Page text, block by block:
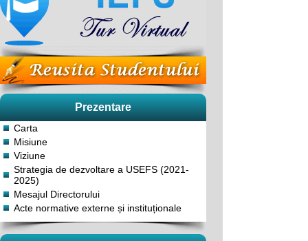
Prezentare
Carta
Misiune
Viziune
Strategia de dezvoltare a USEFS (2021-
2025)
Mesajul Directorului
Acte normative externe și instituționale